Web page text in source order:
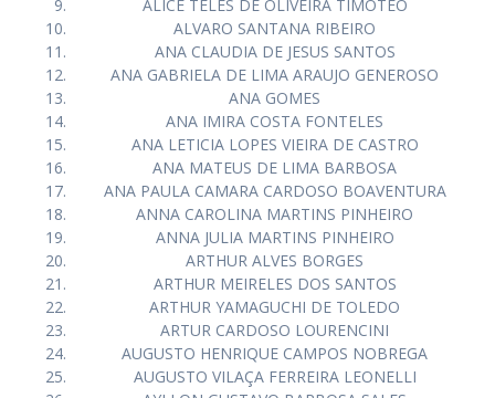
ALICE TELES DE OLIVEIRA TIMOTEO
ALVARO SANTANA RIBEIRO
ANA CLAUDIA DE JESUS SANTOS
ANA GABRIELA DE LIMA ARAUJO GENEROSO
ANA GOMES
ANA IMIRA COSTA FONTELES
ANA LETICIA LOPES VIEIRA DE CASTRO
ANA MATEUS DE LIMA BARBOSA
ANA PAULA CAMARA CARDOSO BOAVENTURA
ANNA CAROLINA MARTINS PINHEIRO
ANNA JULIA MARTINS PINHEIRO
ARTHUR ALVES BORGES
ARTHUR MEIRELES DOS SANTOS
ARTHUR YAMAGUCHI DE TOLEDO
ARTUR CARDOSO LOURENCINI
AUGUSTO HENRIQUE CAMPOS NOBREGA
AUGUSTO VILAÇA FERREIRA LEONELLI